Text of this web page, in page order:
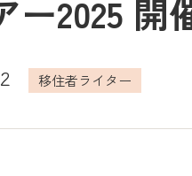
ー2025 開
移住者ライター